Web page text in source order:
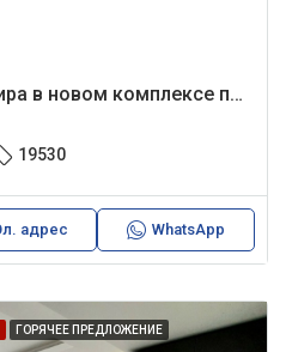
Двухкомнатная квартира в новом комплексе по привлекательной цене.
19530
адрес WhatsApp
ГОРЯЧЕЕ ПРЕДЛОЖЕНИЕ